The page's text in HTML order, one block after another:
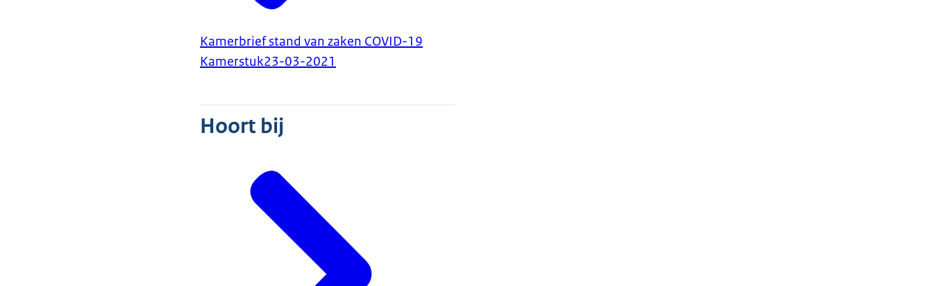
Kamerbrief stand van zaken COVID-19
Kamerstuk23-03-2021
Hoort bij